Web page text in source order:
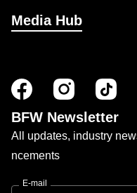
Media Hub
BFW Newsletter
All updates, industry
ncements
E-mail